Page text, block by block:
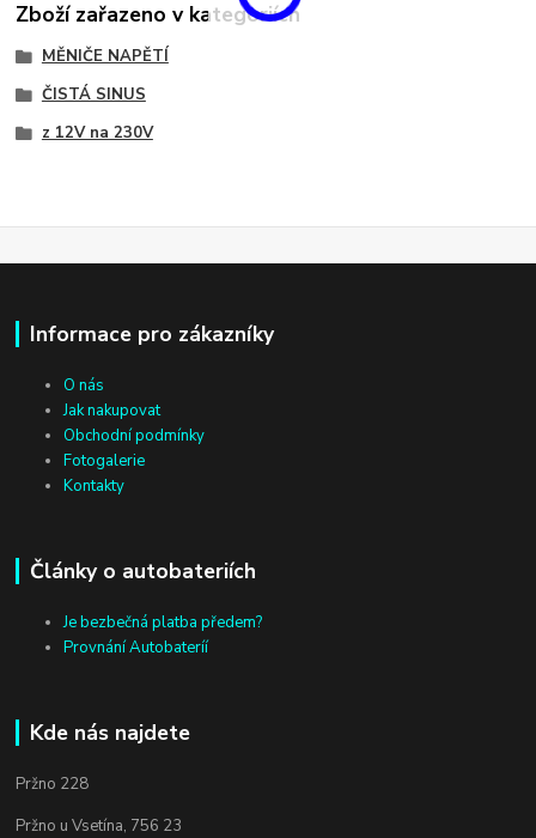
Zboží zařazeno v kategoriích
MĚNIČE NAPĚTÍ
ČISTÁ SINUS
z 12V na 230V
Informace pro zákazníky
O nás
Jak nakupovat
Obchodní podmínky
Fotogalerie
Kontakty
Články o autobateriích
Je bezbečná platba předem?
Provnání Autobateríí
Kde nás najdete
Pržno 228
Pržno u Vsetína, 756 23